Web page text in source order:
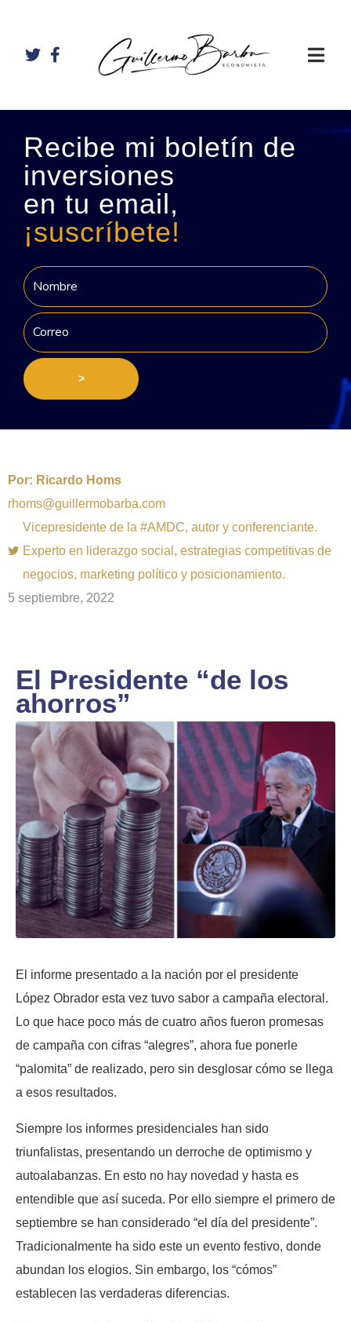
Recibe mi boletín de
inversiones
en tu email,
¡suscríbete!
>
Por: Ricardo Homs
rhoms@guillermobarba.com
Vicepresidente de la #AMDC, autor y conferenciante.
Experto en liderazgo social, estrategias competitivas de
negocios, marketing político y posicionamiento.
5 septiembre, 2022
El Presidente “de los
ahorros”
El informe presentado a la nación por el presidente
López Obrador esta vez tuvo sabor a campaña electoral.
Lo que hace poco más de cuatro años fueron promesas
de campaña con cifras “alegres”, ahora fue ponerle
“palomita” de realizado, pero sin desglosar cómo se llega
a esos resultados.
Siempre los informes presidenciales han sido
triunfalistas, presentando un derroche de optimismo y
autoalabanzas. En esto no hay novedad y hasta es
entendible que así suceda. Por ello siempre el primero de
septiembre se han considerado “el día del presidente”.
Tradicionalmente ha sido este un evento festivo, donde
abundan los elogios. Sin embargo, los “cómos”
establecen las verdaderas diferencias.